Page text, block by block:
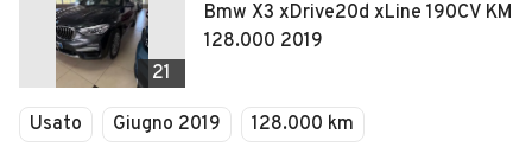
21
Bmw X3 xDrive20d xLine 190CV KM
128.000 2019
Usato Giugno 2019
128.000 km